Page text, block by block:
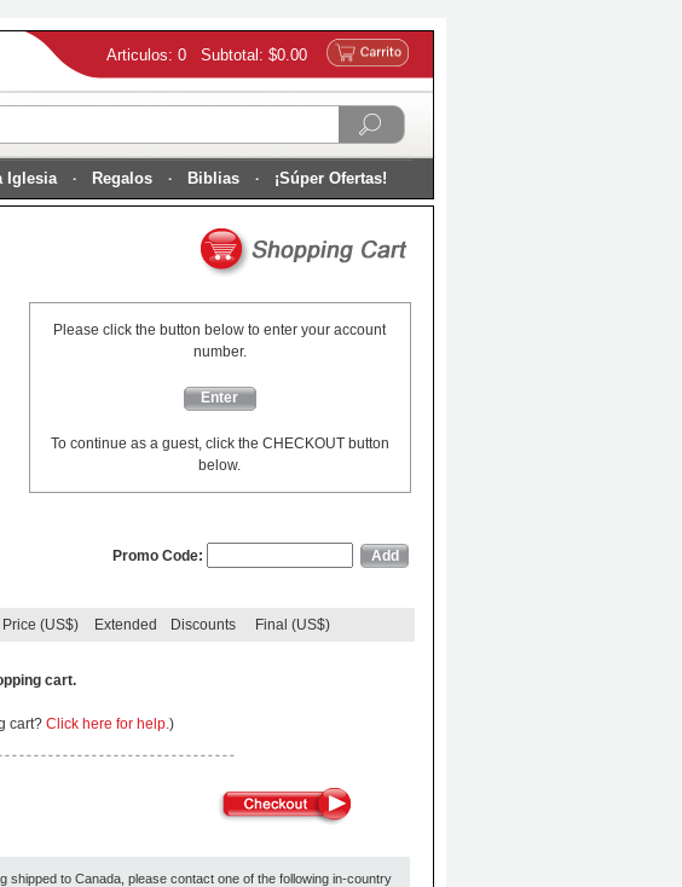
Articulos: 0 Subtotal: $0.00
Iglesia Regalos Biblias ¡Súper Ofertas!
Please click the button below to enter your account
number.
Enter
To continue as a guest, click the CHECKOUT button
below.
Promo Code:
Price (US$) Extended Discounts Final (US$)
cart.
cart? Click here for help.)
shipped to Canada, please contact one of the following in-country